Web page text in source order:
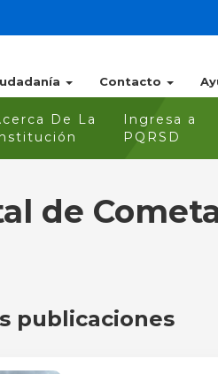
Contacto
De La
Ingresa a
PQRSD
de
publicaciones